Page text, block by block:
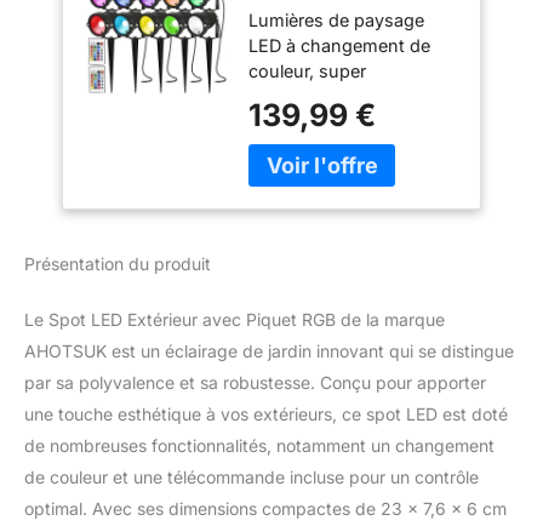
12 V CC à
changement de
couleur basse
tension Éclairage
extérieur RVB
Lumières de paysage
LED à changement de
couleur, super
réglable, fonction de
sélection de couleur
améliorée : 10 LED RVB,
luminosité confortable,
crée une atmosphère de
bricolage.
fonction mémoire, 16
couleurs et 4 modes
clignotants : lorsque
vous éteignez
139,99 €
Présentation du produit
Le Spot LED Extérieur avec Piquet RGB de la marque
AHOTSUK est un éclairage de jardin innovant qui se distingue
par sa polyvalence et sa robustesse. Conçu pour apporter
une touche esthétique à vos extérieurs, ce spot LED est doté
de nombreuses fonctionnalités, notamment un changement
de couleur et une télécommande incluse pour un contrôle
optimal. Avec ses dimensions compactes de 23 x 7,6 x 6 cm